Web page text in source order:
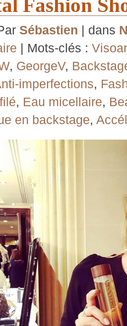
Fashion
Sébastien | dans
| Mots-clés :
, GeorgeV,
imperfections,
, Eau micellaire,
en backstage,